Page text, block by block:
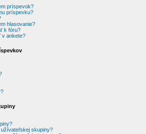
príspevok?
príspevku?
hlasovanie?
k fóru?
v ankete?
skupiny?